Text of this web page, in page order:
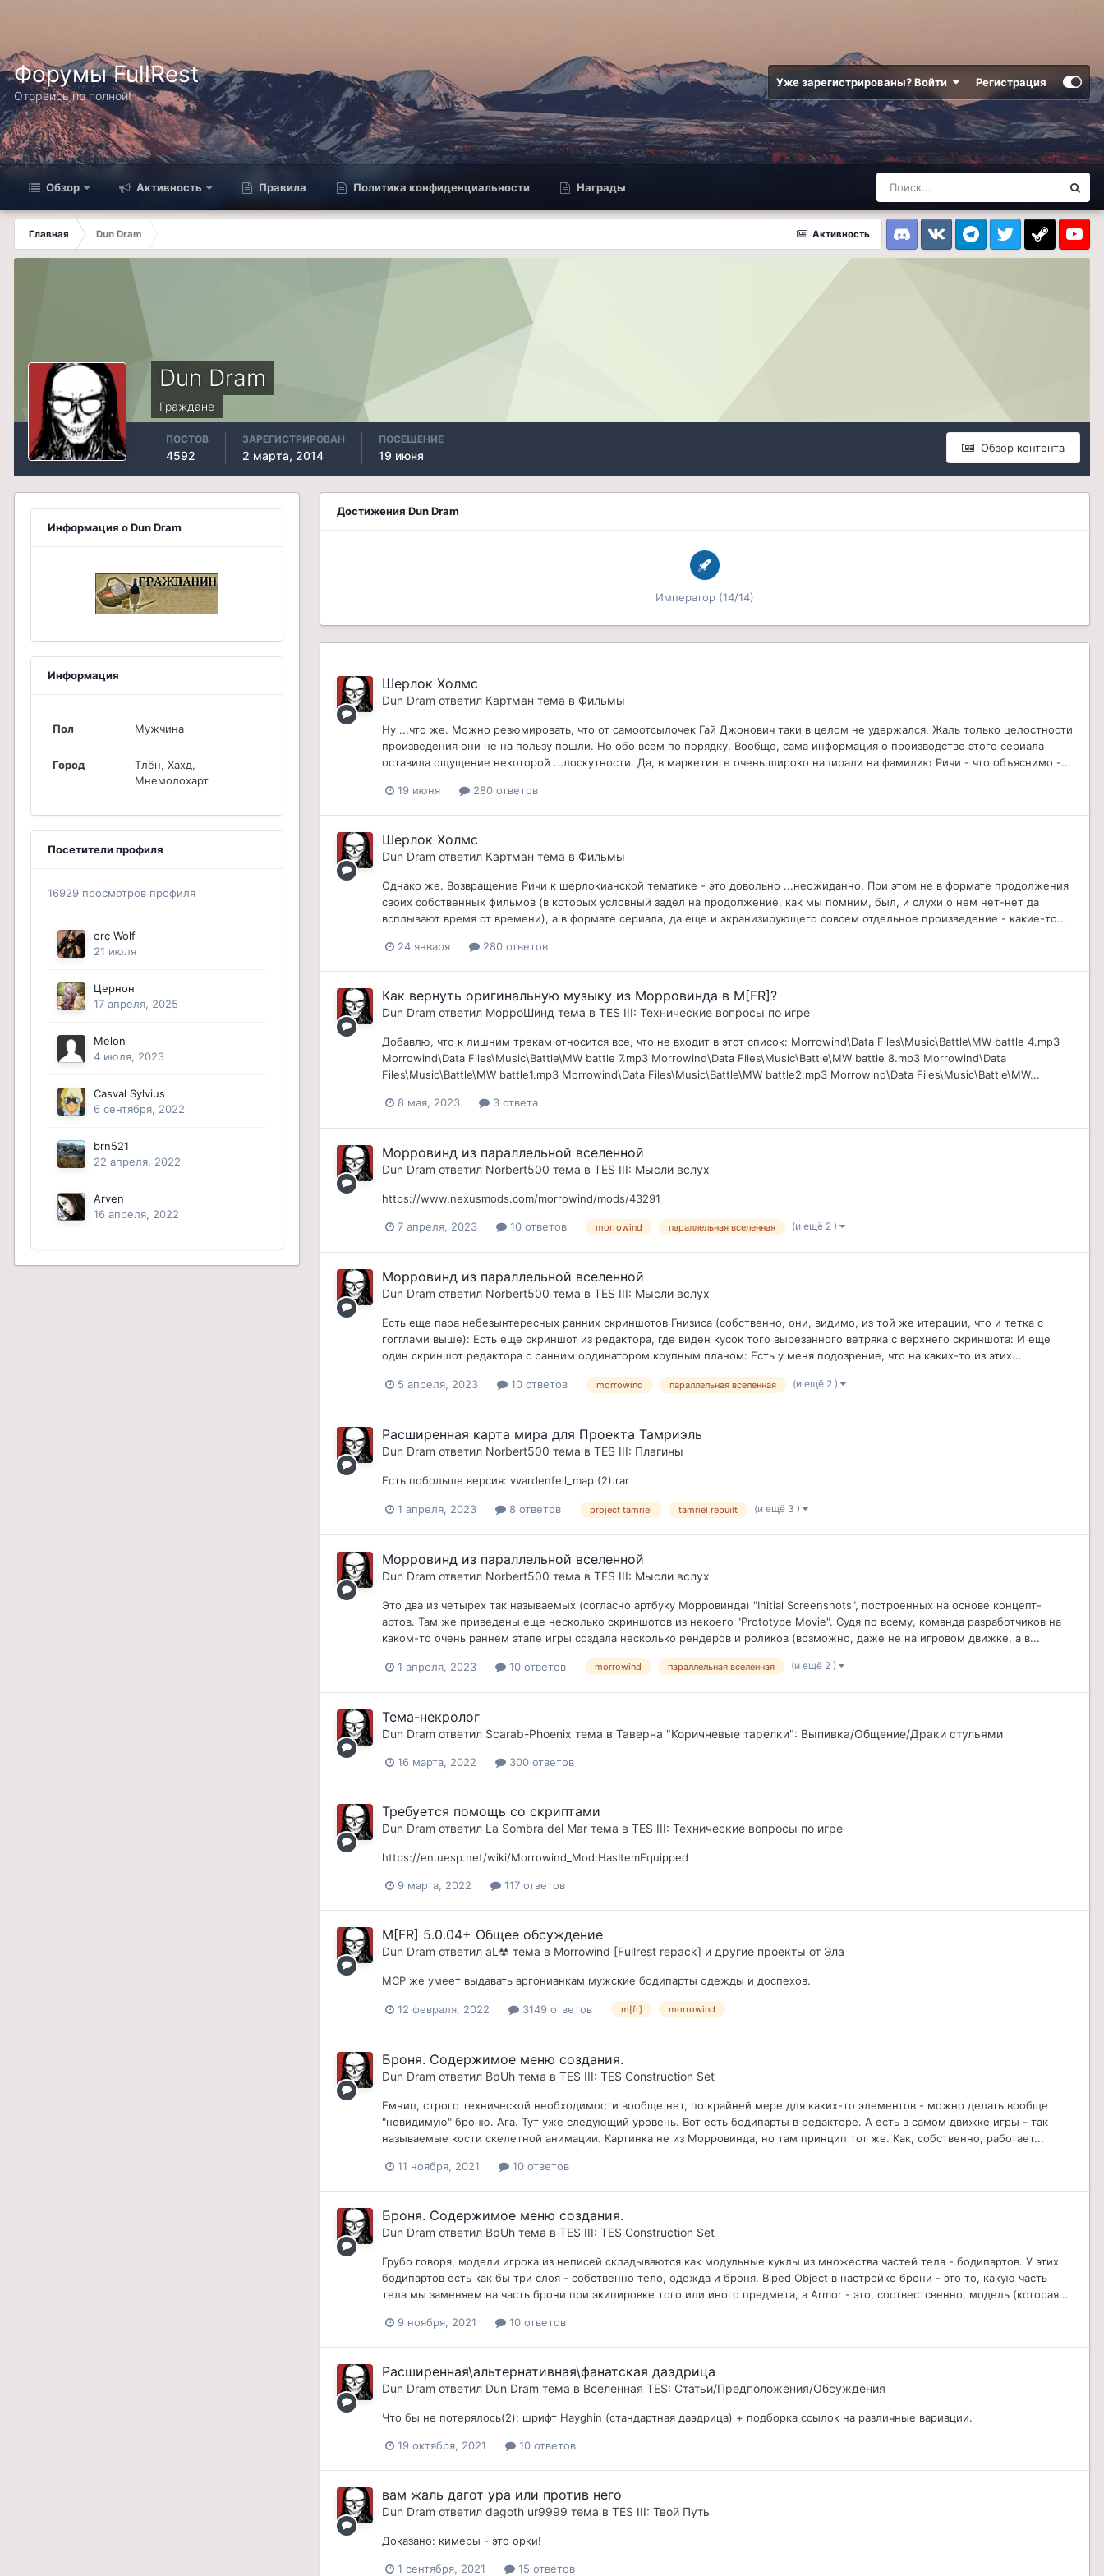
Форумы FullRest
Оторвись по полной!
Уже зарегистрированы? Войти Регистрация
Обзор Активность Правила Политика конфиденциальности Награды
Активность
Главная
Dun Dram
DiscordVK TelegramTwitter Steam
Dun Dram
Граждане
Обзор контента
ПОСТОВ
4592
ЗАРЕГИСТРИРОВАН
2 марта, 2014
ПОСЕЩЕНИЕ
19 июня
Информация о Dun Dram
Информация
Пол Мужчина
Город
Тлён, Хахд,
Мнемолохарт
Посетители профиля
16929 просмотров профиля
orc Wolf
21 июля
Цернон
17 апреля, 2025
Melon
4 июля, 2023
Casval Sylvius
6 сентября, 2022
brn521
22 апреля, 2022
Arven
16 апреля, 2022
Достижения Dun Dram
Император (14/14)
Шерлок Холмс
Dun Dram ответил Картман тема в Фильмы
Ну ...что же. Можно резюмировать, что от самоотсылочек Гай Джонович таки в целом не удержался. Жаль только целостности
произведения они не на пользу пошли. Но обо всем по порядку. Вообще, сама информация о производстве этого сериала
оставила ощущение некоторой ...лоскутности. Да, в маркетинге очень широко напирали на фамилию Ричи - что объяснимо -...
19 июня 280 ответов
Шерлок Холмс
Dun Dram ответил Картман тема в Фильмы
Однако же. Возвращение Ричи к шерлокианской тематике - это довольно ...неожиданно. При этом не в формате продолжения
своих собственных фильмов (в которых условный задел на продолжение, как мы помним, был, и слухи о нем нет-нет да
всплывают время от времени), а в формате сериала, да еще и экранизирующего совсем отдельное произведение - какие-то...
24 января 280 ответов
Как вернуть оригинальную музыку из Морровинда в M[FR]?
Dun Dram ответил MорроШинд тема в TES III: Технические вопросы по игре
Добавлю, что к лишним трекам относится все, что не входит в этот список: Morrowind\Data Files\Music\Battle\MW battle 4.mp3
Morrowind\Data Files\Music\Battle\MW battle 7.mp3 Morrowind\Data Files\Music\Battle\MW battle 8.mp3 Morrowind\Data
Files\Music\Battle\MW battle1.mp3 Morrowind\Data Files\Music\Battle\MW battle2.mp3 Morrowind\Data Files\Music\Battle\MW...
8 мая, 2023 3 ответа
Морровинд из параллельной вселенной
Dun Dram ответил Norbert500 тема в TES III: Мысли вслух
https://www.nexusmods.com/morrowind/mods/43291
7 апреля, 2023 10 ответов morrowind параллельная вселенная (и ещё 2 )
Морровинд из параллельной вселенной
Dun Dram ответил Norbert500 тема в TES III: Мысли вслух
Есть еще пара небезынтересных ранних скриншотов Гнизиса (собственно, они, видимо, из той же итерации, что и тетка с
гогглами выше): Есть еще скриншот из редактора, где виден кусок того вырезанного ветряка с верхнего скриншота: И еще
один скриншот редактора с ранним ординатором крупным планом: Есть у меня подозрение, что на каких-то из этих...
5 апреля, 2023 10 ответов morrowind параллельная вселенная (и ещё 2 )
Расширенная карта мира для Проекта Тамриэль
Dun Dram ответил Norbert500 тема в TES III: Плагины
Есть побольше версия: vvardenfell_map (2).rar
1 апреля, 2023 8 ответов project tamriel tamriel rebuilt (и ещё 3 )
Морровинд из параллельной вселенной
Dun Dram ответил Norbert500 тема в TES III: Мысли вслух
Это два из четырех так называемых (согласно артбуку Морровинда) "Initial Screenshots", построенных на основе концепт-
артов. Там же приведены еще несколько скриншотов из некоего "Prototype Movie". Судя по всему, команда разработчиков на
каком-то очень раннем этапе игры создала несколько рендеров и роликов (возможно, даже не на игровом движке, а в...
1 апреля, 2023 10 ответов morrowind параллельная вселенная (и ещё 2 )
Тема-некролог
Dun Dram ответил Scarab-Phoenix тема в Таверна "Коричневые тарелки": Выпивка/Общение/Драки стульями
16 марта, 2022 300 ответов
Требуется помощь со скриптами
Dun Dram ответил La Sombra del Mar тема в TES III: Технические вопросы по игре
https://en.uesp.net/wiki/Morrowind_Mod:HasItemEquipped
9 марта, 2022 117 ответов
M[FR] 5.0.04+ Общее обсуждение
Dun Dram ответил aL☢ тема в Morrowind [Fullrest repack] и другие проекты от Эла
MCP же умеет выдавать аргонианкам мужские бодипарты одежды и доспехов.
12 февраля, 2022 3149 ответов m[fr] morrowind
Броня. Содержимое меню создания.
Dun Dram ответил BpUh тема в TES III: TES Construction Set
Емнип, строго технической необходимости вообще нет, по крайней мере для каких-то элементов - можно делать вообще
"невидимую" броню. Ага. Тут уже следующий уровень. Вот есть бодипарты в редакторе. А есть в самом движке игры - так
называемые кости скелетной анимации. Картинка не из Морровинда, но там принцип тот же. Как, собственно, работает...
11 ноября, 2021 10 ответов
Броня. Содержимое меню создания.
Dun Dram ответил BpUh тема в TES III: TES Construction Set
Грубо говоря, модели игрока из неписей складываются как модульные куклы из множества частей тела - бодипартов. У этих
бодипартов есть как бы три слоя - собственно тело, одежда и броня. Biped Object в настройке брони - это то, какую часть
тела мы заменяем на часть брони при экипировке того или иного предмета, а Armor - это, соотвестсвенно, модель (которая...
9 ноября, 2021 10 ответов
Расширенная\альтернативная\фанатская даэдрица
Dun Dram ответил Dun Dram тема в Вселенная TES: Статьи/Предположения/Обсуждения
Что бы не потерялось(2): шрифт Hayghin (стандартная даэдрица) + подборка ссылок на различные вариации.
19 октября, 2021 10 ответов
вам жаль дагот ура или против него
Dun Dram ответил dagoth ur9999 тема в TES III: Твой Путь
Доказано: кимеры - это орки!
1 сентября, 2021 15 ответов